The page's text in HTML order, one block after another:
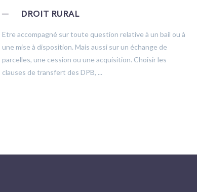
─ DROIT RURAL
Etre accompagné sur toute question relative à un bail ou à
une mise à disposition. Mais aussi sur un échange de
parcelles, une cession ou une acquisition. Choisir les
clauses de transfert des DPB, ...